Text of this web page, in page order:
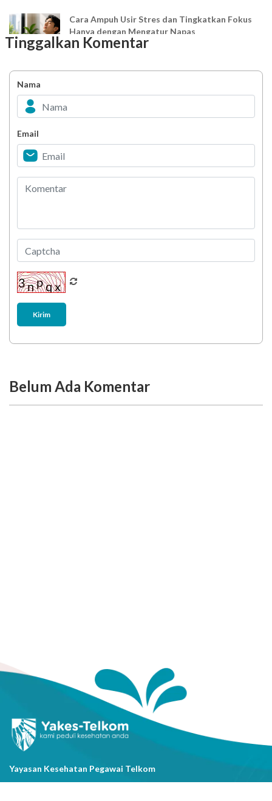
Cara Ampuh Usir Stres dan Tingkatkan Fokus
Hanya dengan Mengatur Napas
Bahagia dalam Tubuh
Minuman Manis, Teman atau Ancaman?
Berani Selesaikan Challenge 6.000 Langkah?
Tinggalkan Komentar
Nama
Email
Kirim
Belum Ada Komentar
Yayasan Kesehatan Pegawai Telkom